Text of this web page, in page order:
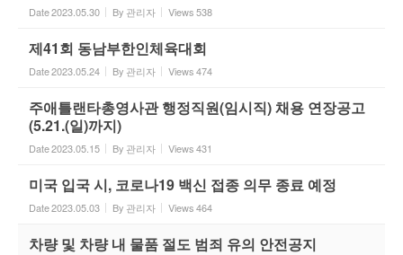
Date2023.05.30 By 관리자 Views538
제41회 동남부한인체육대회
Date2023.05.24 By 관리자 Views474
주애틀랜타총영사관 행정직원(임시직) 채용 연장공고
(5.21.(일)까지)
Date2023.05.15 By 관리자 Views431
미국 입국 시, 코로나19 백신 접종 의무 종료 예정
Date2023.05.03 By 관리자 Views464
차량 및 차량 내 물품 절도 범죄 유의 안전공지